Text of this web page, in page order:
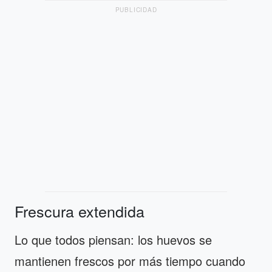
PUBLICIDAD
Frescura extendida
Lo que todos piensan: los huevos se
mantienen frescos por más tiempo cuando